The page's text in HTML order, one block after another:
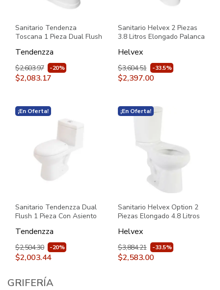
Sanitario Tendenza
Toscana 1 Pieza Dual Flush
Tendenzza
$2,603.97 -20%
$2,083.17
¡En Oferta!
Sanitario Tendenzza Dual
Flush 1 Pieza Con Asiento
Tendenzza
$2,504.30 -20%
$2,003.44
Sanitario Helvex 2 Piezas
3.8 Litros Elongado Palanca
Helvex
$3,604.51 -33.5%
$2,397.00
¡En Oferta!
Sanitario Helvex Option 2
Piezas Elongado 4.8 Litros
Helvex
$3,884.21 -33.5%
$2,583.00
GRIFERÍA